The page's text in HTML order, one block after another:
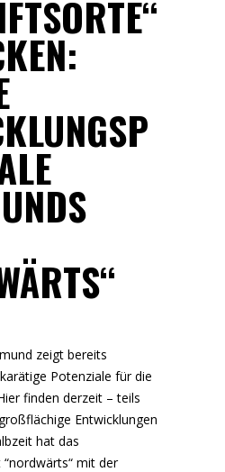
D
L
zeigt bereits
Potenziale für die
finden derzeit – teils
Entwicklungen
hat das
mit der